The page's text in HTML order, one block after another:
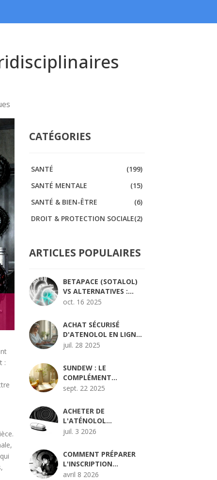
:
CATÉGORIES
SANTÉ
(199)
SANTÉ MENTALE
(15)
SANTÉ & BIEN-ÊTRE
(6)
DROIT & PROTECTION SOCIALE(2)
ARTICLES POPULAIRES
BETAPACE (SOTALOL)
VS ALTERNATIVES :
COMPARATIF COMPLET
oct. 16 2025
ACHAT SÉCURISÉ
D'ATENOLOL EN LIGNE :
GUIDE COMPLET 2025
juil. 28 2025
SUNDEW : LE
COMPLÉMENT
ALIMENTAIRE QUI
BIEN‑ÊTRE
sept. 22 2025
ACHETER DE
L'ATÉNOLOL
GÉNÉRIQUE EN LIGNE :
PHARMACIES SÛRES
juil. 3 2026
COMMENT PRÉPARER
L'INSCRIPTION
ANNUELLE POUR VOS
avril 8 2026